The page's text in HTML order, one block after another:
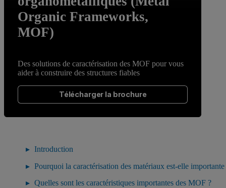
Organic Frameworks,
MOF)
Des solutions de caractérisation des MOF pour vous
aider à construire des structures fiables
Télécharger la brochure
Introduction
Pourquoi la caractérisation des matériaux est-elle importante
Quelles sont les caractéristiques importantes des MOF ?